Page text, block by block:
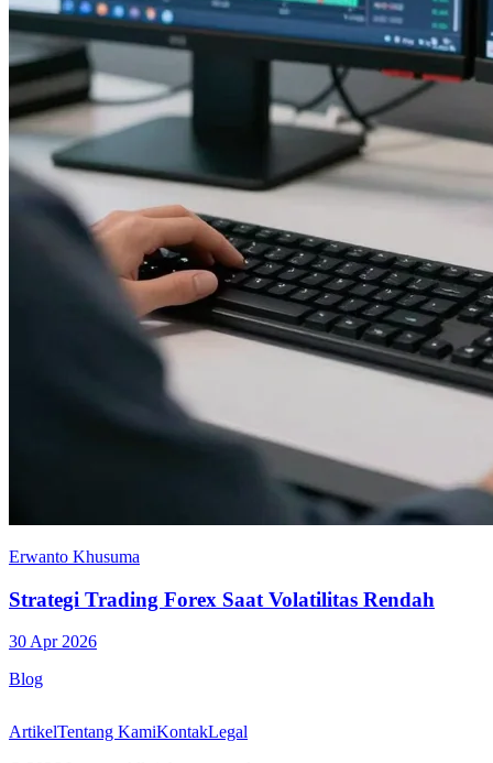
Erwanto Khusuma
Strategi Trading Forex Saat Volatilitas Rendah
30 Apr 2026
Blog
ArtikelTentang KamiKontakLegal